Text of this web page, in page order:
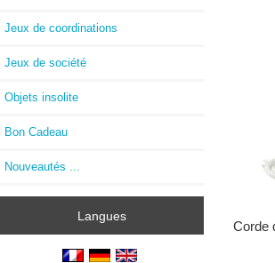
Jeux de coordinations
Jeux de société
Objets insolite
Bon Cadeau
Nouveautés ...
Langues
Corde